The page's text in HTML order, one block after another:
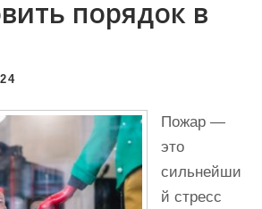
порядок в
Пожар —
это
сильнейши
й стресс